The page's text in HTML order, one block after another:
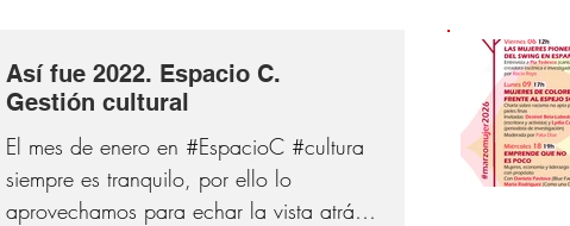
Así fue 2022. Espacio C.
Gestión cultural
El mes de enero en #EspacioC #cultura
siempre es tranquilo, por ello lo
aprovechamos para echar la vista atrás